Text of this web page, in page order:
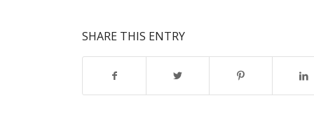
SHARE THIS ENTRY